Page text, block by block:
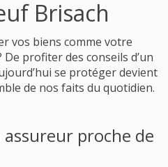
Brisach
vos biens comme votre
profiter des conseils d’un
se protéger devient
de nos faits du quotidien.
proche de